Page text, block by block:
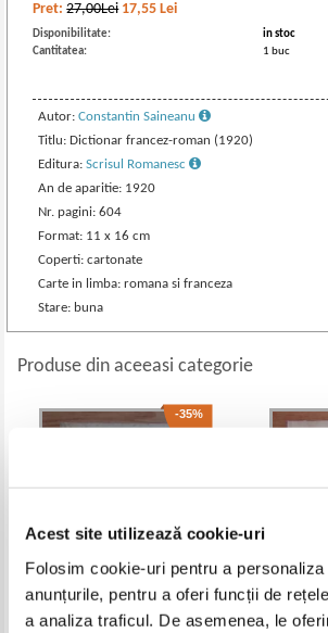
Acest site utilizează cookie-uri
Folosim cookie-uri pentru a
anunțurile, pentru a oferi funcții de
a analiza traficul. De asemenea, le
Pret:27,00Lei 17,55 Lei
Disponibilitate:
in stoc
Cantitatea:
1 buc
Autor:Constantin Saineanu
Titlu: Dictionar francez-roman (1920)
Editura:Scrisul Romanesc
An de aparitie: 1920
Nr. pagini: 604
Format: 11 x 16 cm
Coperti: cartonate
Carte in limba: romana si franceza
Stare: buna
Produse din aceeasi categorie
-35%